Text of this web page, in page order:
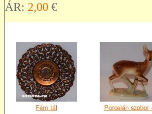
ÁR: 2,00 €
Fém tál Porcelán szobor